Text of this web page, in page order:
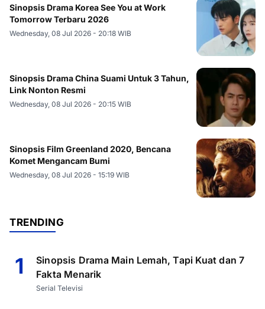
Sinopsis Drama Korea See You at Work
Tomorrow Terbaru 2026
Wednesday, 08 Jul 2026 - 20:18 WIB
Sinopsis Drama China Suami Untuk 3 Tahun,
Link Nonton Resmi
Wednesday, 08 Jul 2026 - 20:15 WIB
Sinopsis Film Greenland 2020, Bencana
Komet Mengancam Bumi
Wednesday, 08 Jul 2026 - 15:19 WIB
TRENDING
1
Sinopsis Drama Main Lemah, Tapi Kuat dan 7
Fakta Menarik
Serial Televisi